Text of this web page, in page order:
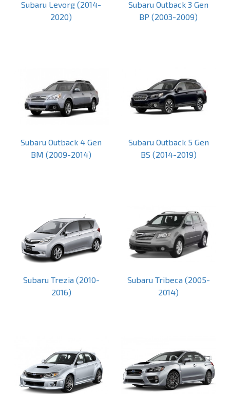
Subaru Levorg (2014-
2020)
Subaru Outback 3 Gen
BP (2003-2009)
Subaru Outback 4 Gen
BM (2009-2014)
Subaru Outback 5 Gen
BS (2014-2019)
Subaru Trezia (2010-
2016)
Subaru Tribeca (2005-
2014)